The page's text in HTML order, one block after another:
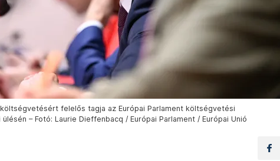
felelős tagja az Európai Parlament költségvetési
– Fotó: Laurie Dieffenbacq / Európai Parlament / Európai Unió